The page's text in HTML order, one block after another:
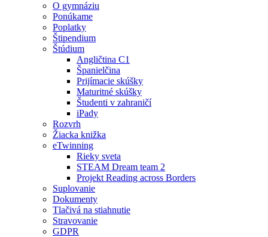
O gymnáziu
Ponúkame
Poplatky
Štipendium
Štúdium
Angličtina C1
Španielčina
Prijímacie skúšky
Maturitné skúšky
Študenti v zahraničí
iPady
Rozvrh
Žiacka knižka
eTwinning
Rieky sveta
STEAM Dream team 2
Projekt Reading across Borders
Suplovanie
Dokumenty
Tlačivá na stiahnutie
Stravovanie
GDPR